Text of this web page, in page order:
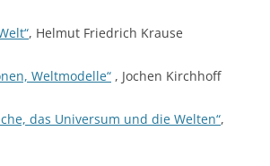
, Helmut Friedrich Krause
Weltmodelle“ , Jochen Kirchhoff
das Universum und die Welten“,